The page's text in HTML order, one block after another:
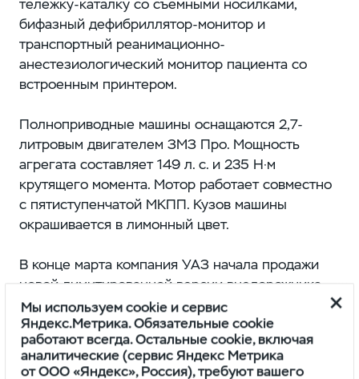
тележку-каталку со съемными носилками,
бифазный дефибриллятор-монитор и
транспортный реанимационно-
анестезиологический монитор пациента со
встроенным принтером.
Полноприводные машины оснащаются 2,7-
литровым двигателем ЗМЗ Про. Мощность
агрегата составляет 149 л. с. и 235 Н·м
крутящего момента. Мотор работает совместно
с пятиступенчатой МКПП. Кузов машины
окрашивается в лимонный цвет.
В конце марта компания УАЗ начала продажи
новой лимитированной версии внедорожника
Patriot под названием Antarctic Edition.
Специальная модификация посвящена 200-
летию открытия Антарктиды. Новинка вышла
ограниченным тиражом в 200 экземпляров.
Мы используем cookie и сервис
Яндекс.Метрика. Обязательные cookie
работают всегда. Остальные cookie, включая
аналитические (сервис Яндекс Метрика
от ООО «Яндекс», Россия), требуют вашего